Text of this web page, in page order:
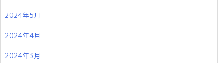
2024年5月
2024年4月
2024年3月